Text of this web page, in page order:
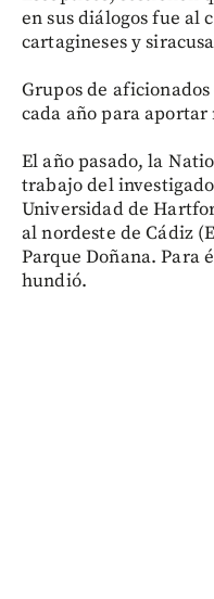
en sus diálogos fue al
cartagineses y
Grupos de
cada año para aportar
El año pasado, la
trabajo del
Universidad de
al nordeste de Cádiz
Parque Doñana. Para
hundió.